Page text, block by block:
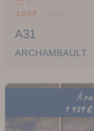
2009 - 9,55m
A31
ARCHAMBAULT
À
1 439 €